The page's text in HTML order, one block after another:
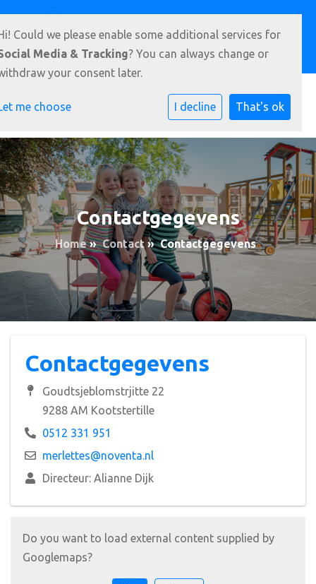
0512- 331 951 E-mailadres
Contactgegevens
Home» Contact» Contactgegevens
Contactgegevens
Goudtsjeblomstrjitte 22
9288 AM Kootstertille
0512 331 951
merlettes@noventa.nl
Directeur: Alianne Dijk
Do you want to load external content supplied by
Googlemaps?
Could we please enable some additional services for
Media & Tracking? You can always change or
your consent later.
me choose I decline That's ok